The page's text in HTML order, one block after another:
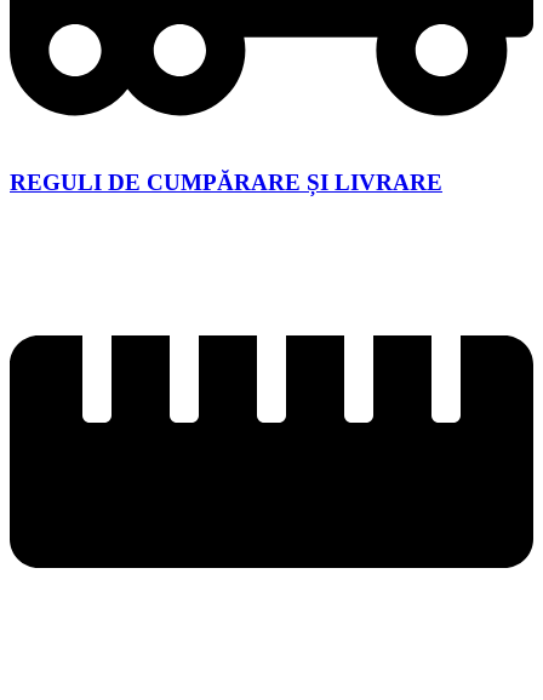
REGULI DE CUMPĂRARE ȘI LIVRARE